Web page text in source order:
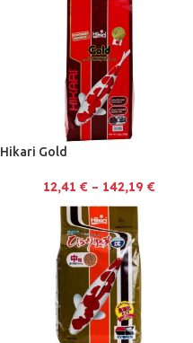
Hikari Gold
12,41 € – 142,19 €